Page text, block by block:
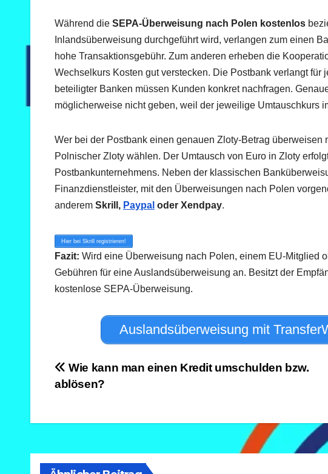
Während die SEPA-Überweisung nach Polen kostenlos
Inlandsüberweisung durchgeführt wird, verlangen zum einen
hohe Transaktionsgebühr. Zum anderen erheben die
Wechselkurs Kosten gut verstecken. Die Postbank verlangt
beteiligter Banken müssen Kunden konkret nachfragen.
möglicherweise nicht geben, weil der jeweilige Umtauschkurs
Wer bei der Postbank einen genauen Zloty-Betrag
Polnischer Zloty wählen. Der Umtausch von Euro in Zloty
Postbankunternehmens. Neben der klassischen
Finanzdienstleister, mit den Überweisungen nach Polen
anderem Skrill, Paypal oder Xendpay.
Hier bei Skrill registrieren!
Fazit: Wird eine Überweisung nach Polen, einem EU-Mitglied
Gebühren für eine Auslandsüberweisung an. Besitzt der
kostenlose SEPA-Überweisung.
Auslandsüberweisung mit
Beitragsnavigation
Wie kann man einen Kredit umschulden bzw.
ablösen?